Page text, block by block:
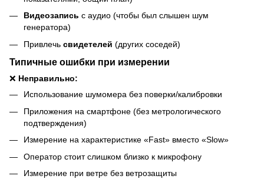
Видеозапись с аудио (чтобы был слышен шум
генератора)
Привлечь свидетелей (других соседей)
Типичные ошибки при измерении
❌ Неправильно:
Использование шумомера без поверки/калибровки
Приложения на смартфоне (без метрологического
подтверждения)
Измерение на характеристике «Fast» вместо «Slow»
Оператор стоит слишком близко к микрофону
Измерение при ветре без ветрозащиты